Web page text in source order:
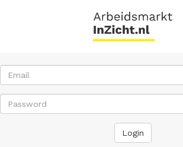
Login